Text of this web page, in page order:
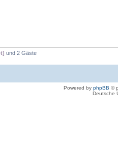
und 2 Gäste
Powered by phpBB ©
Deutsche